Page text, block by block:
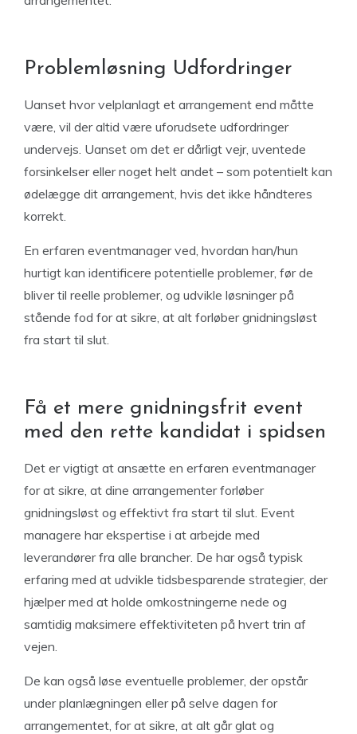
Problemløsning Udfordringer
Uanset hvor velplanlagt et arrangement end måtte
være, vil der altid være uforudsete udfordringer
undervejs. Uanset om det er dårligt vejr, uventede
forsinkelser eller noget helt andet – som potentielt kan
ødelægge dit arrangement, hvis det ikke håndteres
korrekt.
En erfaren eventmanager ved, hvordan han/hun
hurtigt kan identificere potentielle problemer, før de
bliver til reelle problemer, og udvikle løsninger på
stående fod for at sikre, at alt forløber gnidningsløst
fra start til slut.
Få et mere gnidningsfrit event
med den rette kandidat i spidsen
Det er vigtigt at ansætte en erfaren eventmanager
for at sikre, at dine arrangementer forløber
gnidningsløst og effektivt fra start til slut. Event
managere har ekspertise i at arbejde med
leverandører fra alle brancher. De har også typisk
erfaring med at udvikle tidsbesparende strategier, der
hjælper med at holde omkostningerne nede og
samtidig maksimere effektiviteten på hvert trin af
vejen.
De kan også løse eventuelle problemer, der opstår
under planlægningen eller på selve dagen for
arrangementet, for at sikre, at alt går glat og